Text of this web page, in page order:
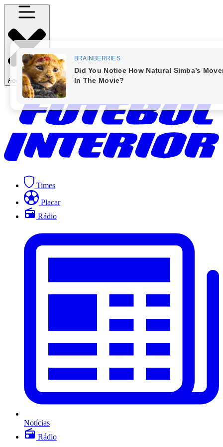
Fechar Menu
Times
Placar
Rádio
Notícias
Rádio